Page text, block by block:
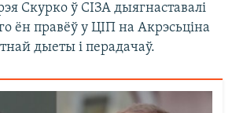
Скурко ў СІЗА дыягнаставалі
ён правёў у ЦІП на Акрэсьціна
дыеты і перадачаў.